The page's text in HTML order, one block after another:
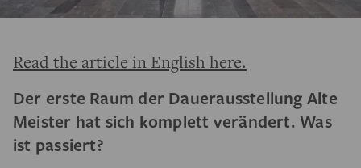
Read the article in English here.
Der erste Raum der Dauerausstellung Alte
Meister hat sich komplett verändert. Was
ist passiert?